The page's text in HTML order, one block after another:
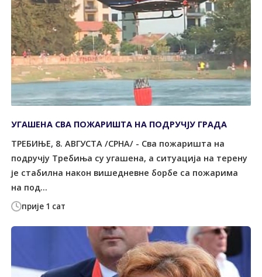
прије 1 сат
УГАШЕНА СВА ПОЖАРИШТА НА ПОДРУЧЈУ ГРАДА
ТРЕБИЊЕ, 8. АВГУСТА /СРНА/ - Сва пожаришта на
подручју Требиња су угашена, а ситуација на терену
је стабилна након вишедневне борбе са пожарима
на под...